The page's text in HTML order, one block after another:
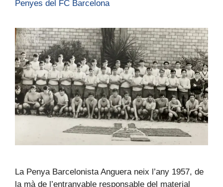
Penyes del FC Barcelona
La Penya Barcelonista Anguera neix l’any 1957, de
la mà de l’entranyable responsable del material